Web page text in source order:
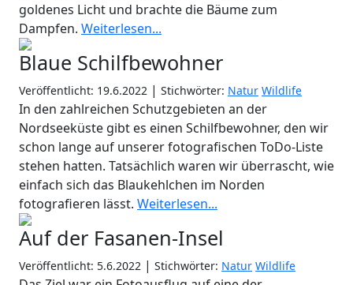
goldenes Licht und brachte die Bäume zum
Dampfen. Weiterlesen...
Blaue Schilfbewohner
Veröffentlicht: 19.6.2022 | Stichwörter: Natur Wildlife
In den zahlreichen Schutzgebieten an der
Nordseeküste gibt es einen Schilfbewohner, den wir
schon lange auf unserer fotografischen ToDo-Liste
stehen hatten. Tatsächlich waren wir überrascht, wie
einfach sich das Blaukehlchen im Norden
fotografieren lässt. Weiterlesen...
Auf der Fasanen-Insel
Veröffentlicht: 5.6.2022 | Stichwörter: Natur Wildlife